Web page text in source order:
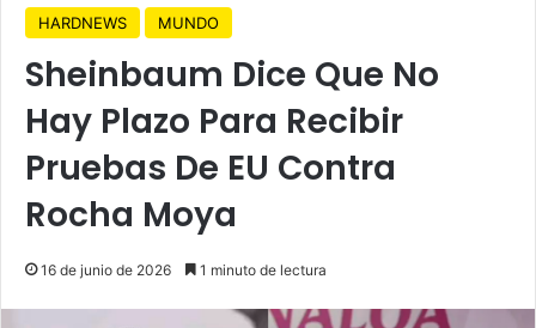
HARDNEWS MUNDO
Sheinbaum Dice Que No
Hay Plazo Para Recibir
Pruebas De EU Contra
Rocha Moya
16 de junio de 2026 1 minuto de lectura